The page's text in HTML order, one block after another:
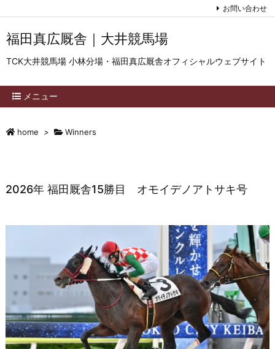
福田真広厩舎｜大井競馬場
TCK大井競馬場 小林分場・福田真広厩舎オフィシャルウェブサイト
メニュー
お問い合わせ
home > Winners
2026年 福田厩舎15勝目 オモイデノアトサキ号